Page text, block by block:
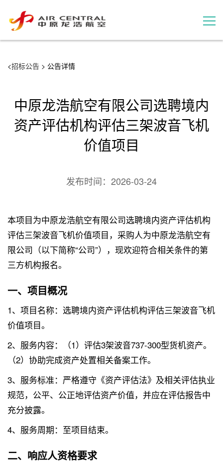
用户案例
<招标公告 > 公告详情
中原龙浩航空有限公司选聘境内
资产评估机构评估三架波音飞机
价值项目
发布时间： 2026-03-24
本项目为中原龙浩航空有限公司选聘境内资产评估机构
评估三架波音飞机价值项目，采购人为中原龙浩航空有
限公司（以下简称“公司”），现欢迎符合相关条件的第
三方机构报名。
一、项目概况
1、项目名称：选聘境内资产评估机构评估三架波音飞机
价值项目。
2、服务内容：（1）评估3架波音737-300型货机资产。
（2）协助完成资产处置相关备案工作。
3、服务标准：严格遵守《资产评估法》及相关评估执业
规范，公平、公正地评估资产价值，并应在评估报告中
充分披露。
4、服务周期：至项目结束。
二、响应人资格要求